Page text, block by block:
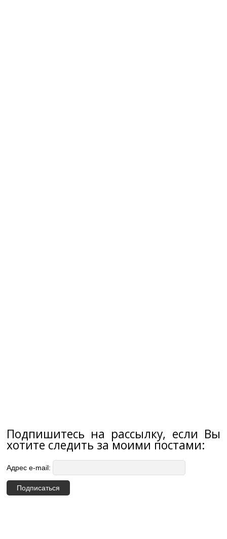
Подпишитесь на рассылку, если Вы
хотите следить за моими постами:
Адрес e-mail: